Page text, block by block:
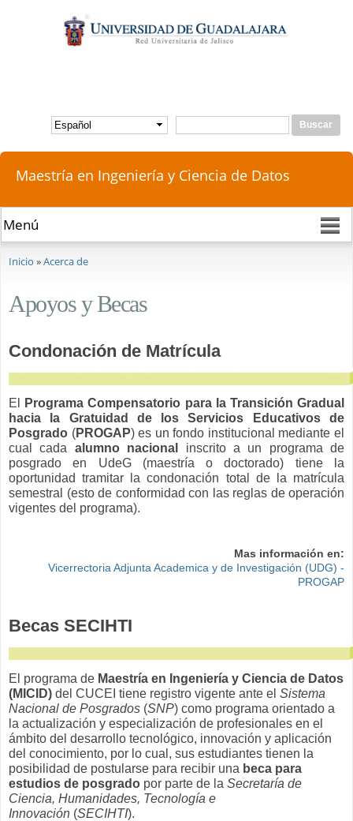
contenido
principal
Formulario de búsqueda
Buscar
Maestría en Ingeniería y Ciencia de Datos
Inicio »Acerca de
Apoyos y Becas
Condonación de Matrícula
El
Programa Compensatorio para la Transición Gradual
hacia la Gratuidad de los Servicios Educativos de
Posgrado (PROGAP) es un fondo institucional mediante el
cual cada alumno nacional
inscrito a un programa de
posgrado en UdeG (maestría o doctorado) tiene la
oportunidad tramitar la condonación total de la matrícula
semestral (esto de conformidad con las reglas de operación
vigentes del programa).
Mas información en:
Vicerrectoria Adjunta Academica y de Investigación (UDG) -
PROGAP
Becas SECIHTI
El programa de Maestría en Ingeniería y Ciencia de Datos
(MICID) del CUCEI tiene registro vigente ante el Sistema
Nacional de Posgrados (SNP) como programa orientado a
la actualización y especialización de profesionales en el
ámbito del desarrollo tecnológico, innovación y aplicación
del conocimiento, por lo cual, sus estudiantes tienen la
posibilidad de postularse para recibir una beca para
estudios de posgrado por parte de la Secretaría de
Ciencia, Humanidades, Tecnología e
Innovación (SECIHTI).